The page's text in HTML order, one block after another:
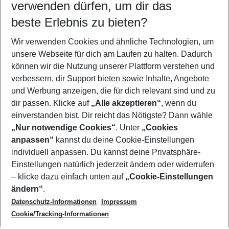
Faro
Fira
Florenz
Fort Lauderdale
Frankfurt
Fuengirola
Fujairah
Funchal
Footer
Footer navigation
Über uns
AGB
Bestpreisgarantie
Cookie-Einstellungen ändern
Cookie-Richtlinie
Agenturbetreuung
Barrierefreies Reisen
Folge uns
verwenden dürfen, um dir das
beste Erlebnis zu bieten?
Wir verwenden Cookies und ähnliche Technologien, um
unsere Webseite für dich am Laufen zu halten. Dadurch
können wir die Nutzung unserer Plattform verstehen und
verbessern, dir Support bieten sowie Inhalte, Angebote
und Werbung anzeigen, die für dich relevant sind und zu
dir passen. Klicke auf „Alle akzeptieren“, wenn du
einverstanden bist. Dir reicht das Nötigste? Dann wähle
„Nur notwendige Cookies“. Unter „Cookies
anpassen“ kannst du deine Cookie-Einstellungen
individuell anpassen. Du kannst deine Privatsphäre-
Einstellungen natürlich jederzeit ändern oder widerrufen
– klicke dazu einfach unten auf „Cookie-Einstellungen
ändern“.
Datenschutz-Informationen
Impressum
Cookie/Tracking-Informationen